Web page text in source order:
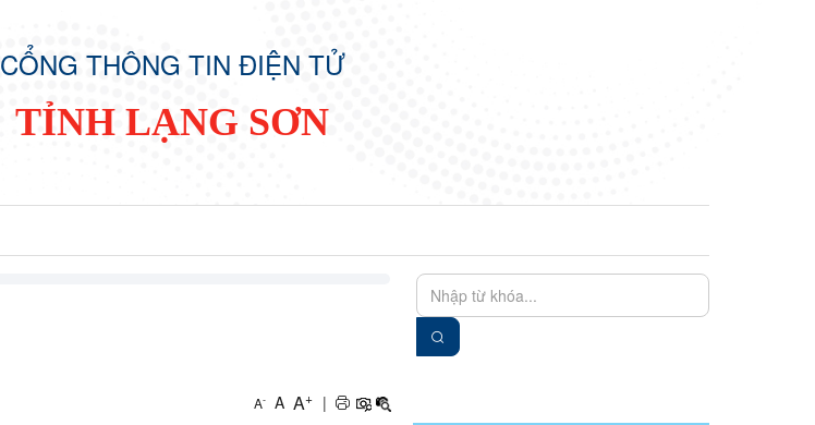
CỔNG THÔNG TIN ĐIỆN TỬ
TỈNH LẠNG SƠN
A- A A+ |